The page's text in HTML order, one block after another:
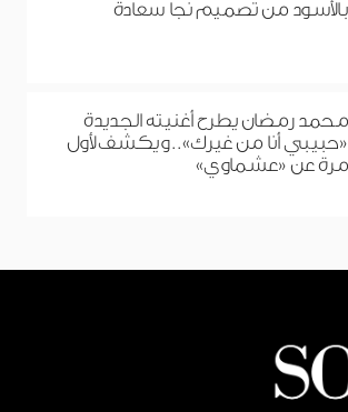
بالأسود من تصميم نجا سعادة
محمد رمضان يطرح أغنيته الجديدة
«حبيبي أنا من غيرك».. ويكشف لأول
مرة عن «عشماوي»